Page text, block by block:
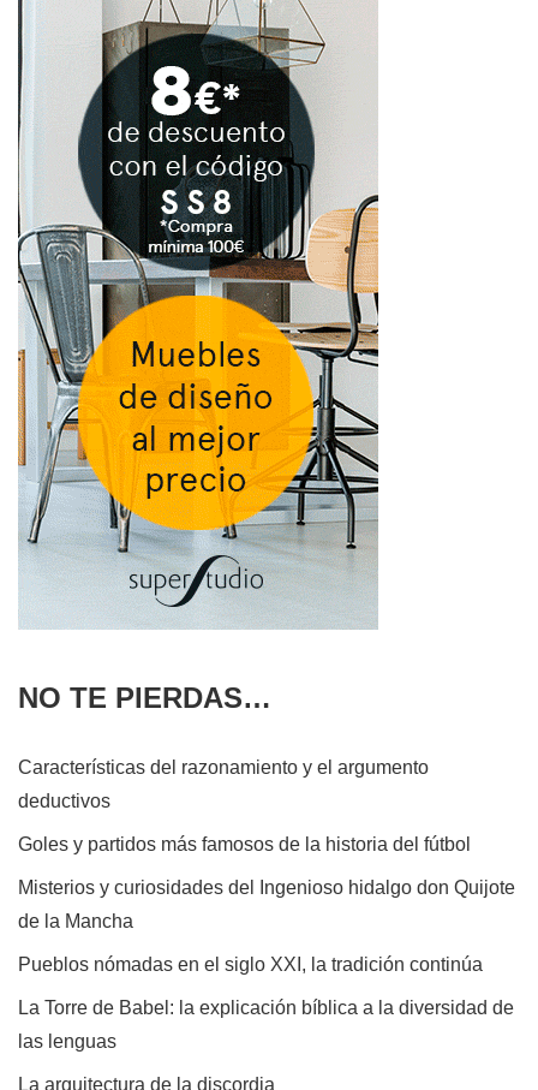
NO TE PIERDAS…
Características del razonamiento y el argumento
deductivos
Goles y partidos más famosos de la historia del fútbol
Misterios y curiosidades del Ingenioso hidalgo don Quijote
de la Mancha
Pueblos nómadas en el siglo XXI, la tradición continúa
La Torre de Babel: la explicación bíblica a la diversidad de
las lenguas
La arquitectura de la discordia